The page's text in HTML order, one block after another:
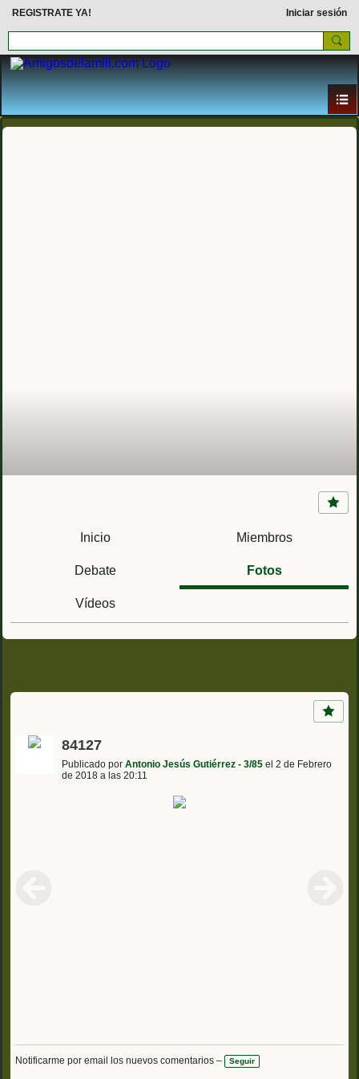
REGISTRATE YA! Iniciar sesión
Base General Almirante (Marines, Valencia)
Regimiento de Artillería Antiaérea nº81 RAAA
Inicio Miembros
Debate Fotos
Vídeos
84127
Publicado por Antonio Jesús Gutiérrez - 3/85 el 2 de Febrero
de 2018 a las 20:11
Notificarme por email los nuevos comentarios – Seguir